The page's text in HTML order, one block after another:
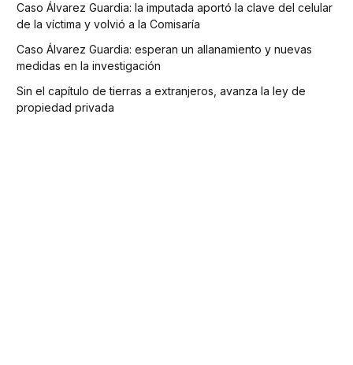
Caso Álvarez Guardia: la imputada aportó la clave del celular
de la víctima y volvió a la Comisaría
Caso Álvarez Guardia: esperan un allanamiento y nuevas
medidas en la investigación
Sin el capítulo de tierras a extranjeros, avanza la ley de
propiedad privada